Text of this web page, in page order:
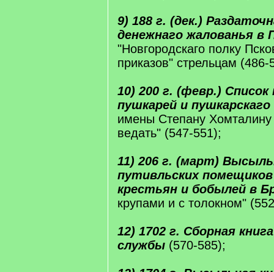
9) 188 г. (дек.)
денежнаго жалованья в
"Новгородскаго полку
приказов" стрельцам (486-
10) 200 г. (февр.) Список
пушкарей и
имены Степану
ведать" (547-551);
11) 206 г. (март)
путивльских
крестьян и бобылей в
крупами и с толокном"
12) 1702 г. Сборная
службы (570-585);